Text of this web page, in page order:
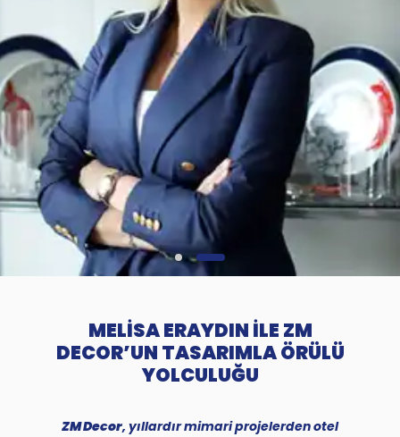
MELİSA ERAYDIN İLE ZM
DECOR’UN TASARIMLA ÖRÜLÜ
YOLCULUĞU
ZM Decor, yıllardır mimari projelerden otel